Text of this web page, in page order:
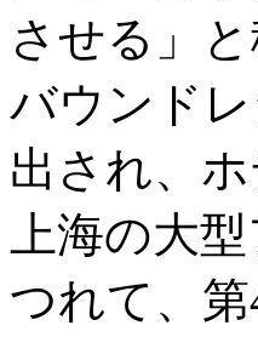
させる」
バウンド
出され、
上海の大
つれて、